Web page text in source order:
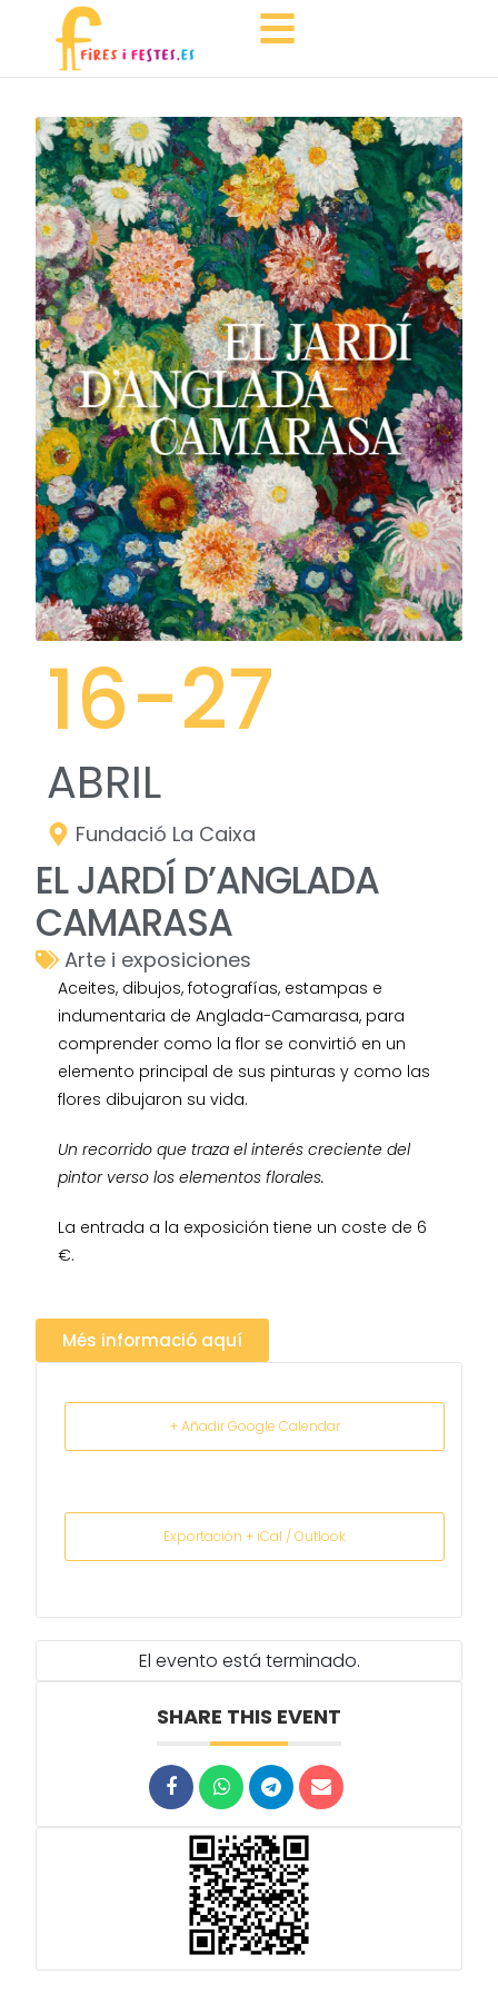
El evento está terminado.
SHARE THIS EVENT
16-27
ABRIL
Fundació La Caixa
EL JARDÍ D’ANGLADA
CAMARASA
Arte i exposiciones
Aceites, dibujos, fotografías, estampas e
indumentaria de Anglada-Camarasa, para
comprender como la flor se convirtió en un
elemento principal de sus pinturas y como las
flores dibujaron su vida.
Un recorrido que traza el interés creciente del
pintor verso los elementos florales.
La entrada a la exposición tiene un coste de 6
€.
Més informació aquí
+ Añadir Google Calendar
Exportación + iCal / Outlook